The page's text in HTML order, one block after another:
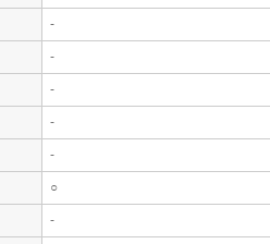
-
-
-
-
-
○
-